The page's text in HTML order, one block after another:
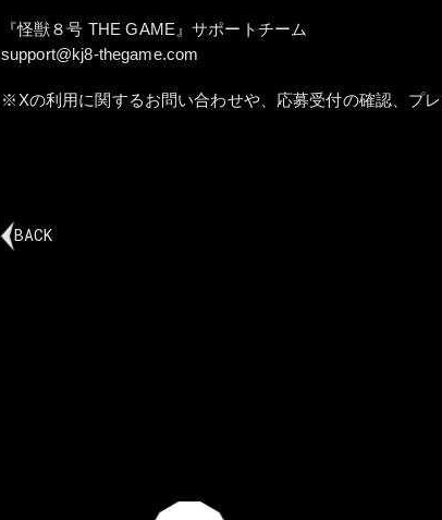
『怪獣８号 THE GAME』サポートチーム
support@kj8-thegame.com
Xの利用に関するお問い合わせや、応募受付の確認、プ
BACK